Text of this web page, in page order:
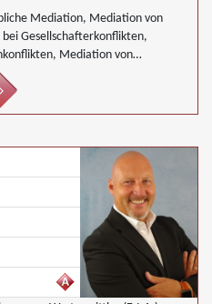
Mediation, Mediation von
Gesellschafterkonflikten,
Mediation von
in der Wohnungswirtschaft